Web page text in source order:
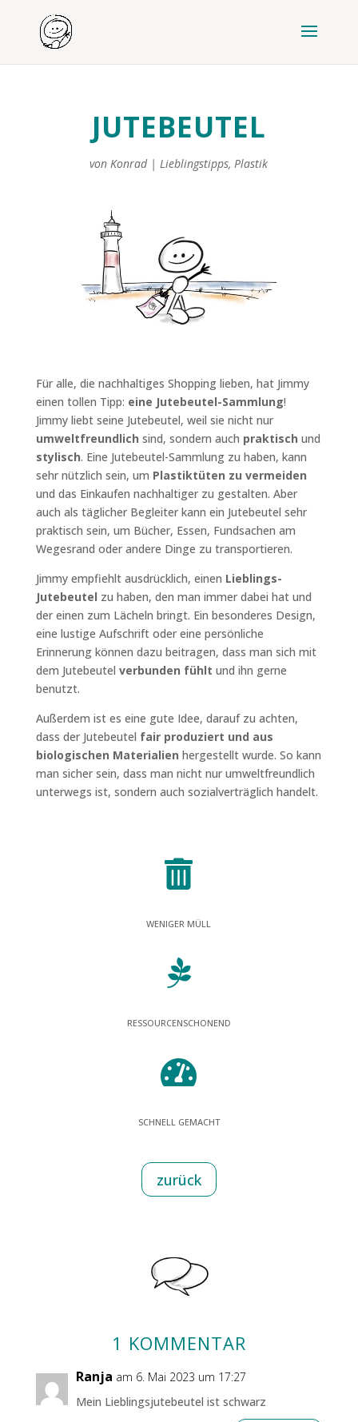
JUTEBEUTEL
von Konrad| Lieblingstipps, Plastik
Für alle, die nachhaltiges Shopping lieben, hat Jimmy
einen tollen Tipp: eine Jutebeutel-Sammlung!
Jimmy liebt seine Jutebeutel, weil sie nicht nur
umweltfreundlich sind, sondern auch praktisch und
stylisch. Eine Jutebeutel-Sammlung zu haben, kann
sehr nützlich sein, um Plastiktüten zu vermeiden
und das Einkaufen nachhaltiger zu gestalten. Aber
auch als täglicher Begleiter kann ein Jutebeutel sehr
praktisch sein, um Bücher, Essen, Fundsachen am
Wegesrand oder andere Dinge zu transportieren.
Jimmy empfiehlt ausdrücklich, einen Lieblings-
Jutebeutel zu haben, den man immer dabei hat und
der einen zum Lächeln bringt. Ein besonderes Design,
eine lustige Aufschrift oder eine persönliche
Erinnerung können dazu beitragen, dass man sich mit
dem Jutebeutel verbunden fühlt und ihn gerne
benutzt.
Außerdem ist es eine gute Idee, darauf zu achten,
dass der Jutebeutel fair produziert und aus
biologischen Materialien hergestellt wurde. So kann
man sicher sein, dass man nicht nur umweltfreundlich
unterwegs ist, sondern auch sozialverträglich handelt.

WENIGER MÜLL

RESSOURCENSCHONEND

SCHNELL GEMACHT
zurück
1 KOMMENTAR
Ranja am 6. Mai 2023 um 17:27
Mein Lieblingsjutebeutel ist schwarz